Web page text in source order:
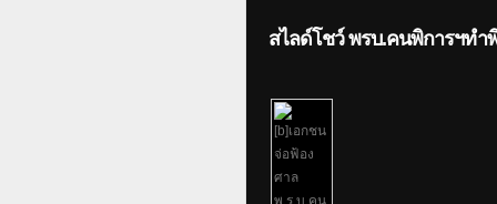
สไลด์โชว์ พรบ.คนพิการฯทำ